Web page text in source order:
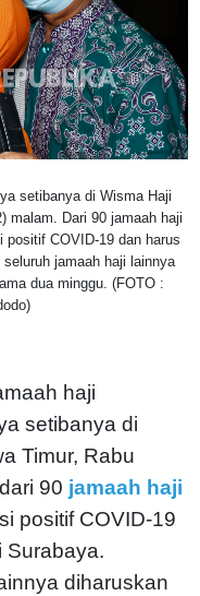
setibanya di Wisma Haji
malam. Dari 90 jamaah haji
COVID-19 dan harus
jamaah haji lainnya
dua minggu. (FOTO :
haji
setibanya di
Timur, Rabu
90 jamaah haji
positif COVID-19
Surabaya.
diharuskan